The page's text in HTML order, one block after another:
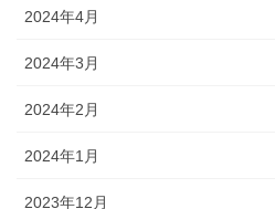
2024年4月
2024年3月
2024年2月
2024年1月
2023年12月